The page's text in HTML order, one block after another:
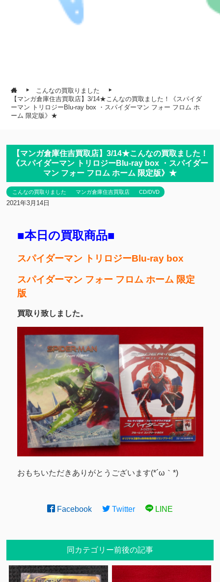
こんなの買取りました
【マンガ倉庫住吉買取店】3/14★こんなの買取ました！《スパイダ
ーマン トリロジーBlu-ray box ・スパイダーマン フォー フロム ホ
ーム 限定版》★
【マンガ倉庫住吉買取店】3/14★こんなの買取ました！
《スパイダーマン トリロジーBlu-ray box ・スパイダー
マン フォー フロム ホーム 限定版》★
こんなの買取りました マンガ倉庫住吉買取店 CD/DVD
2021年3月14日
■本日の買取商品■
スパイダーマン トリロジーBlu-ray box
スパイダーマン フォー フロム ホーム 限定
版
買取り致しました。
おもちいただきありがとうございます(*´ω｀*)
Facebook Twitter LINE
同カテゴリー前後の記事